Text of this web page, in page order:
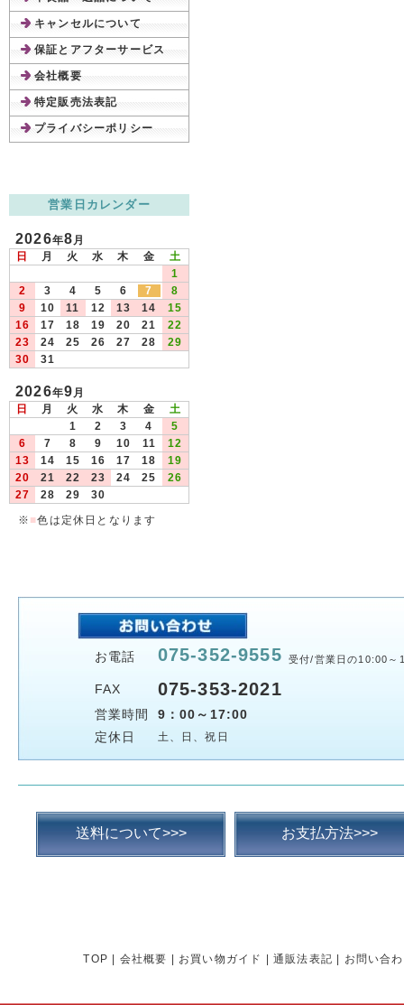
キャンセルについて
保証とアフターサービス
会社概要
特定販売法表記
プライバシーポリシー
営業日カレンダー
2026年8月
日
月 火 水 木 金
土
1
2
3 4 5 6 7
8
9
10 11 12 13 14
15
16
17 18 19 20 21
22
23
24 25 26 27 28
29
30
31
2026年9月
日
月 火 水 木 金
土
1
2 3 4
5
6
7 8 9 10 11
12
13
14 15 16 17 18
19
20
21 22 23 24 25
26
27
28 29
30
※ ■色は定休日となります
お電話 075-352-9555 受付/営業日の10:00～
FAX 075-353-2021
営業時間
9：00～17:00
定休日
土、日、祝日
送料について>>> お支払方法>>>
TOP 会社概要 お買い物ガイド 通販法表記 お問い合